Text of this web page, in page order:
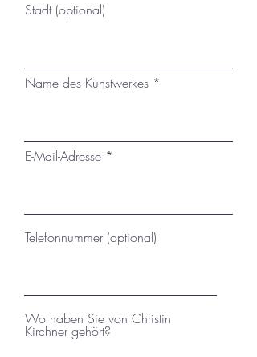
Stadt (optional)
Name des Kunstwerkes
E-Mail-Adresse
Telefonnummer (optional)
Wo haben Sie von Christin
Kirchner gehört?